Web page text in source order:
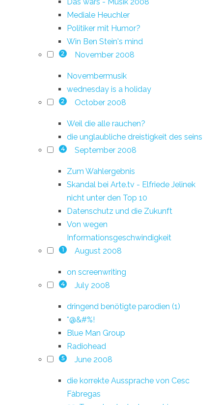
Mediale Heuchler
Politiker mit Humor?
Win Ben Stein's mind
2 November 2008
Novembermusik
wednesday is a holiday
2 October 2008
Weil die alle rauchen?
die unglaubliche dreistigkeit des seins
4 September 2008
Zum Wahlergebnis
Skandal bei Arte.tv - Elfriede Jelinek
nicht unter den Top 10
Datenschutz und die Zukunft
Von wegen
Informationsgeschwindigkeit
1 August 2008
on screenwriting
4 July 2008
dringend benötigte parodien (1)
*@&#%!
Blue Man Group
Radiohead
5 June 2008
die korrekte Aussprache von Cesc
Fàbregas